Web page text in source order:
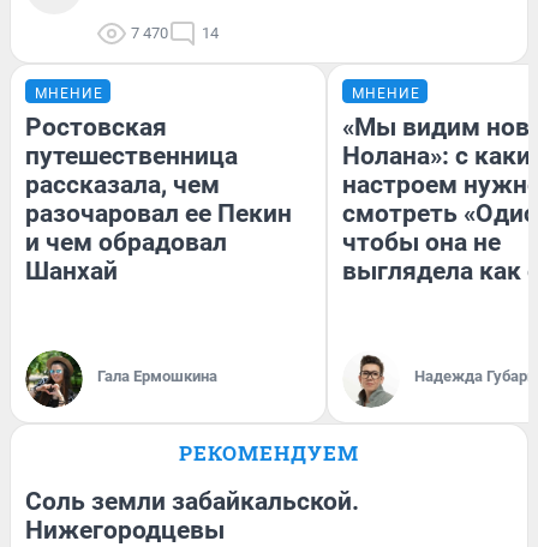
7 470 14
МНЕНИЕ
Ростовская
путешественница
рассказала, чем
разочаровал ее Пекин
и чем обрадовал
Шанхай
Гала Ермошкина
МНЕНИЕ
«Мы видим
Нолана»: с
настроем
смотреть
чтобы она не
выглядела как
Надежда Губарь
РЕКОМЕНДУЕМ
Соль земли забайкальской.
Нижегородцевы